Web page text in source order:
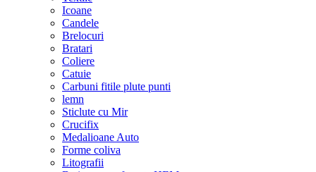
Icoane
Candele
Brelocuri
Bratari
Coliere
Catuie
Carbuni fitile plute punti
lemn
Sticlute cu Mir
Crucifix
Medalioane Auto
Forme coliva
Litografii